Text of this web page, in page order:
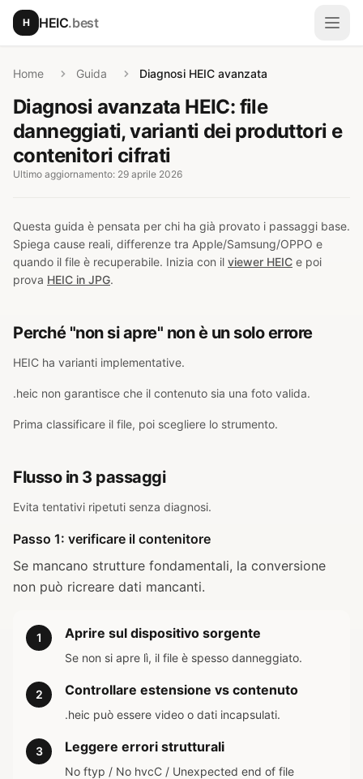
Vai al contenuto principale
H HEIC.best
Apri
Home Guida Diagnosi HEIC avanzata
Diagnosi avanzata HEIC: file
danneggiati, varianti dei produttori e
contenitori cifrati
Ultimo aggiornamento: 29 aprile 2026
Questa guida è pensata per chi ha già provato i passaggi base.
Spiega cause reali, differenze tra Apple/Samsung/OPPO e
quando il file è recuperabile. Inizia con il viewer HEIC e poi
prova HEIC in JPG.
Perché "non si apre" non è un solo errore
HEIC ha varianti implementative.
.heic non garantisce che il contenuto sia una foto valida.
Prima classificare il file, poi scegliere lo strumento.
Flusso in 3 passaggi
Evita tentativi ripetuti senza diagnosi.
Passo 1: verificare il contenitore
Se mancano strutture fondamentali, la conversione
non può ricreare dati mancanti.
1 Aprire sul dispositivo sorgente
Se non si apre lì, il file è spesso danneggiato.
2 Controllare estensione vs contenuto
.heic può essere video o dati incapsulati.
3 Leggere errori strutturali
No ftyp / No hvcC / Unexpected end of file